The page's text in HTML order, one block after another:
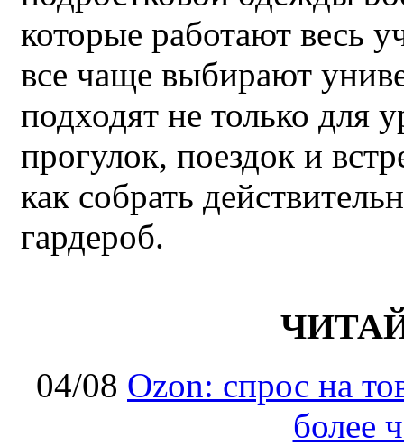
которые работают весь
все чаще выбирают
подходят не только для
прогулок, поездок и
как собрать
гардероб.
04/08 Ozon: спрос на
более